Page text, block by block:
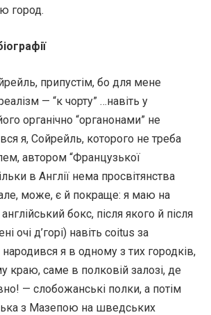
город.
припустім, бо для мене
— “к чорту” …навіть у
органічно “органонами” не
я, Сойрейль, которого не треба
автором “Французької
в Англії нема просвітянства
але, може, є й покраще: я маю на
бокс, після якого й після
очі д’горі) навіть соіtus за
я в одному з тих городків,
краю, саме в полковій залозі, де
— слобожанські полки, а потім
з Мазепою на шведських